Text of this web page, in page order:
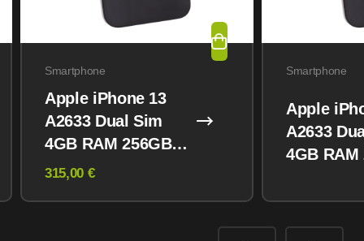
Smartphone
Apple iPhone 13
A2633 Dual Sim
4GB RAM 256GB
Midnight
315,00 €
Smartphone
Apple
A2633
4GB RAM